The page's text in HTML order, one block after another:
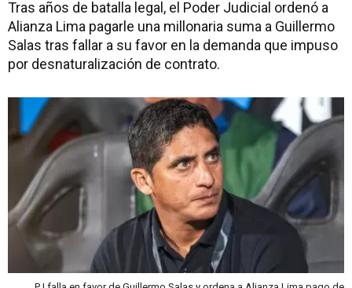
Tras años de batalla legal, el Poder Judicial ordenó a
Alianza Lima pagarle una millonaria suma a Guillermo
Salas tras fallar a su favor en la demanda que impuso
por desnaturalización de contrato.